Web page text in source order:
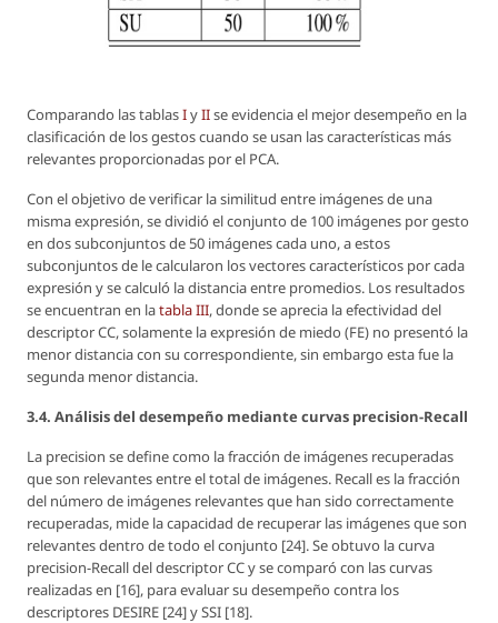
Comparando las tablasIyIIse evidencia el mejor desempeño en la
clasificación de los gestos cuando se usan las características más
relevantes proporcionadas por el PCA.
Con el objetivo de verificar la similitud entre imágenes de una
misma expresión, se dividió el conjunto de 100 imágenes por gesto
en dos subconjuntos de 50 imágenes cada uno, a estos
subconjuntos de le calcularon los vectores característicos por cada
expresión y se calculó la distancia entre promedios. Los resultados
se encuentran en latabla III, donde se aprecia la efectividad del
descriptor CC, solamente la expresión de miedo (FE) no presentó la
menor distancia con su correspondiente, sin embargo esta fue la
segunda menor distancia.
3.4. Análisis del desempeño mediante curvas precision-Recall
La precision se define como la fracción de imágenes recuperadas
que son relevantes entre el total de imágenes. Recall es la fracción
del número de imágenes relevantes que han sido correctamente
recuperadas, mide la capacidad de recuperar las imágenes que son
relevantes dentro de todo el conjunto [24]. Se obtuvo la curva
precision-Recall del descriptor CC y se comparó con las curvas
realizadas en [16], para evaluar su desempeño contra los
descriptores DESIRE [24] y SSI [18].